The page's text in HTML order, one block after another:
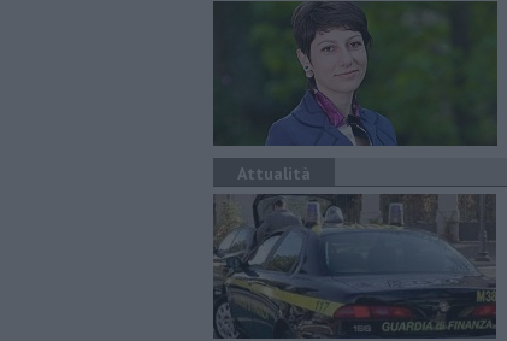
Attualità